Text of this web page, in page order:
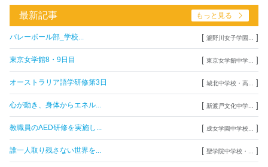
最新記事 もっと見る
バレーボール部_学校... [ 瀧野川女子学園... ]
東京女学館8・9日目 [ 東京女学館中学... ]
オーストラリア語学研修第3日 [ 城北中学校・高... ]
心が動き、身体からエネル... [ 新渡戸文化中学... ]
教職員のAED研修を実施し... [ 成女学園中学校... ]
誰一人取り残さない世界を... [ 聖学院中学校・... ]